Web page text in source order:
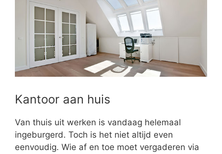
Kantoor aan huis
Van thuis uit werken is vandaag helemaal
ingeburgerd. Toch is het niet altijd even
eenvoudig. Wie af en toe moet vergaderen via